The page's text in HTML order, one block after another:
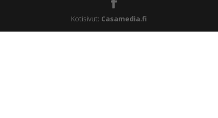
Kotisivut: Casamedia.fi